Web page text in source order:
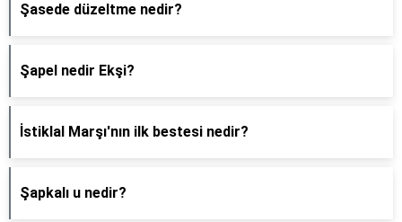
Şasede düzeltme nedir?
Şapel nedir Ekşi?
İstiklal Marşı'nın ilk bestesi nedir?
Şapkalı u nedir?